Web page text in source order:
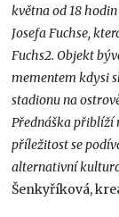
května od 18
Josefa Fuchse,
Fuchs2. Objekt
mementem kdysi
stadionu na
Přednáška přiblíží
příležitost se
alternativní
Šenkyříková,